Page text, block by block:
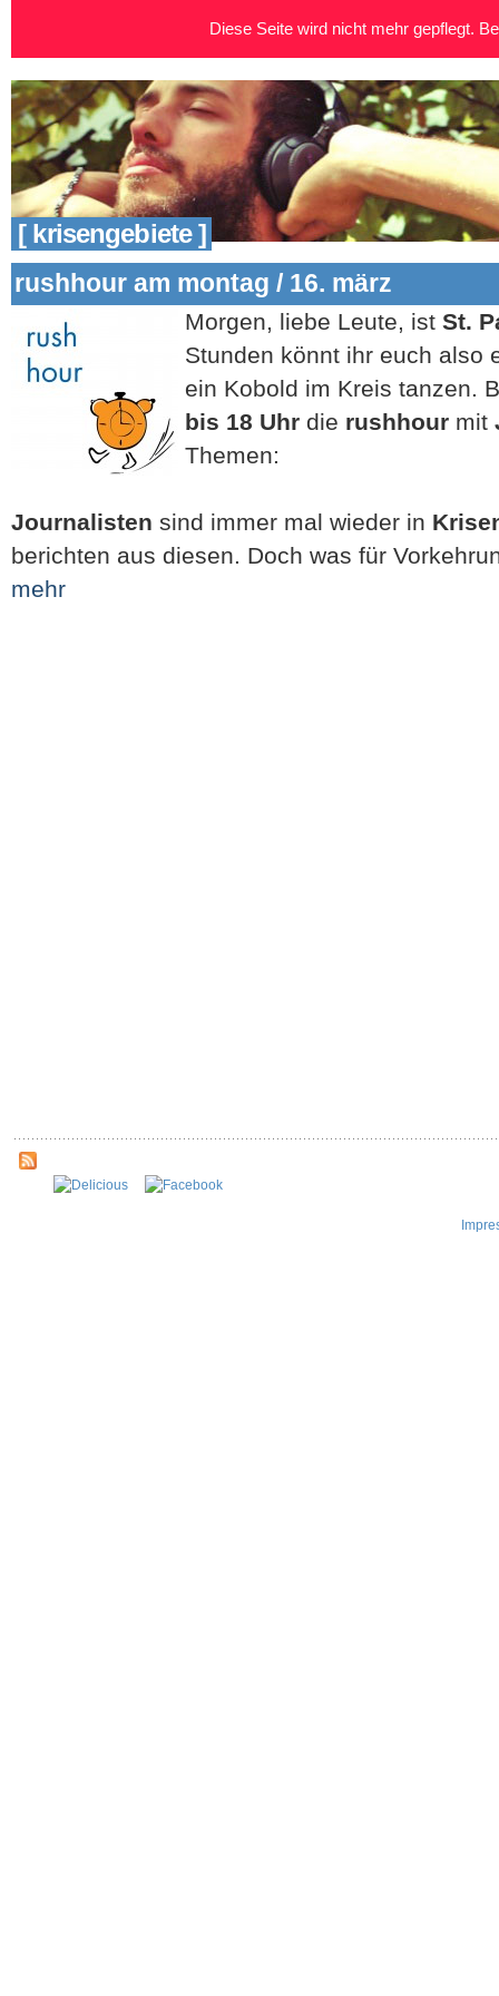
[ krisengebiete ]
rushhour am montag / 16. märz
Morgen, liebe Leute, ist St.
Stunden könnt ihr euch also
ein Kobold im Kreis tanzen.
bis 18 Uhr die rushhour mit
Themen:
Journalisten sind immer mal wieder in
berichten aus diesen. Doch was für
mehr
Diese Seite wird nicht mehr gepflegt.